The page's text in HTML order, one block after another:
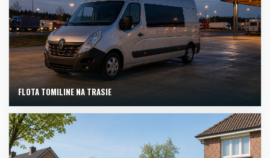
FLOTA TOMILINE NA TRASIE